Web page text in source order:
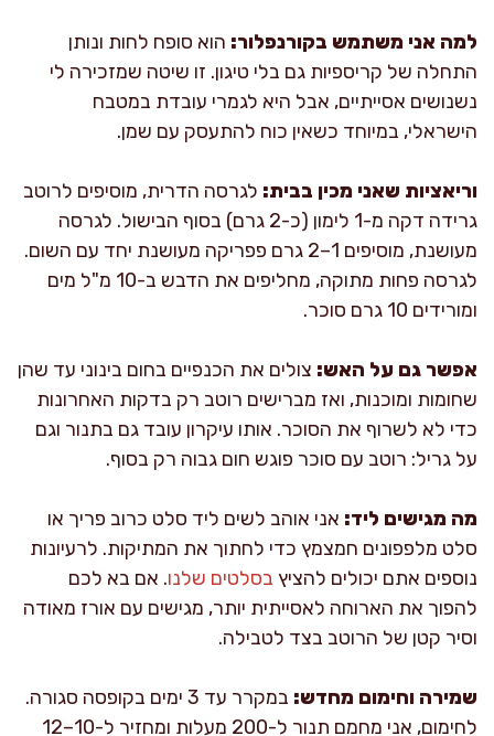
למה אני משתמש בקורנפלור: הוא סופח לחות ונותן
התחלה של קריספיות גם בלי טיגון. זו שיטה שמזכירה לי
נשנושים אסייתיים, אבל היא לגמרי עובדת במטבח
הישראלי, במיוחד כשאין כוח להתעסק עם שמן.
וריאציות שאני מכין בבית: לגרסה הדרית, מוסיפים לרוטב
גרידה דקה מ-1 לימון (כ-2 גרם) בסוף הבישול. לגרסה
מעושנת, מוסיפים 1–2 גרם פפריקה מעושנת יחד עם השום.
לגרסה פחות מתוקה, מחליפים את הדבש ב-10 מ"ל מים
ומורידים 10 גרם סוכר.
אפשר גם על האש: צולים את הכנפיים בחום בינוני עד שהן
שחומות ומוכנות, ואז מברישים רוטב רק בדקות האחרונות
כדי לא לשרוף את הסוכר. אותו עיקרון עובד גם בתנור וגם
על גריל: רוטב עם סוכר פוגש חום גבוה רק בסוף.
מה מגישים ליד: אני אוהב לשים ליד סלט כרוב פריך או
סלט מלפפונים חמצמץ כדי לחתוך את המתיקות. לרעיונות
נוספים אתם יכולים להציץ בסלטים שלנו. אם בא לכם
להפוך את הארוחה לאסייתית יותר, מגישים עם אורז מאודה
וסיר קטן של הרוטב בצד לטבילה.
שמירה וחימום מחדש:
במקרר עד 3 ימים בקופסה סגורה.
לחימום, אני מחמם תנור ל-200 מעלות ומחזיר ל-10–12